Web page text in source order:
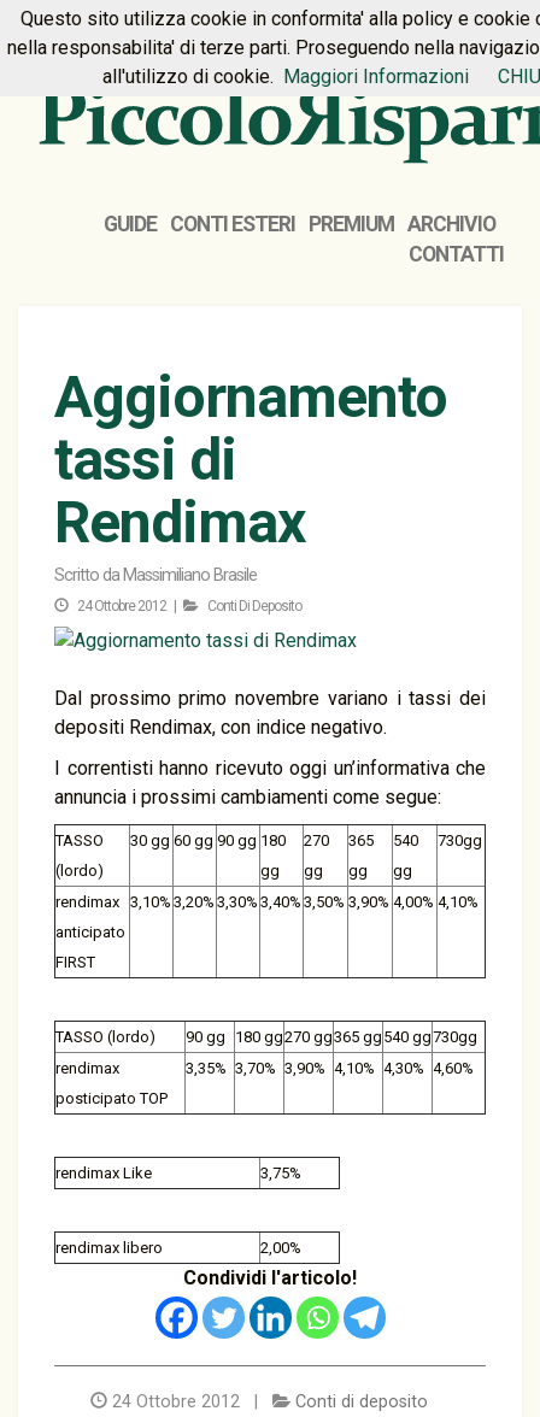
HOME PREMIUM CONTATTI
GUIDE CONTI ESTERI PREMIUM
ARCHIVIO
CONTATTI
Aggiornamento
tassi di
Rendimax
Scritto da Massimiliano Brasile
24 Ottobre 2012 | Conti Di Deposito
Dal prossimo primo novembre variano i tassi dei
depositi Rendimax, con indice negativo.
I correntisti hanno ricevuto oggi un’informativa che
annuncia i prossimi cambiamenti come segue:
TASSO
(lordo)
30 gg 60 gg 90 gg 180
gg
270
gg
365
gg
540
gg
730gg
rendimax
anticipato
FIRST
3,10% 3,20% 3,30% 3,40% 3,50% 3,90% 4,00% 4,10%
TASSO (lordo) 90 gg 180 gg270 gg365 gg 540 gg730gg
rendimax
posticipato TOP
3,35% 3,70% 3,90% 4,10% 4,30% 4,60%
rendimax Like 3,75%
rendimax libero 2,00%
Condividi l'articolo!
24 Ottobre 2012 | Conti di deposito
Questo sito utilizza cookie in conformita' alla policy e cookie
nella responsabilita' di terze parti. Proseguendo nella
all'utilizzo di cookie. Maggiori Informazioni